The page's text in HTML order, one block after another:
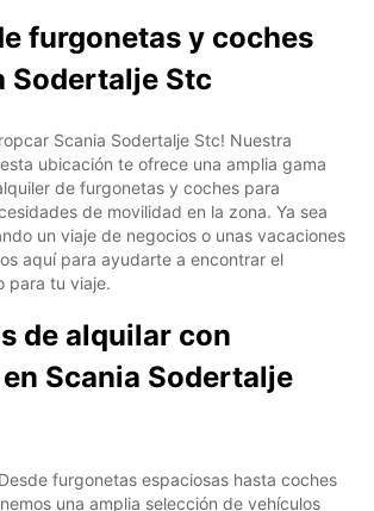
furgonetas y coches
Sodertalje Stc
Scania Sodertalje Stc! Nuestra
ubicación te ofrece una amplia gama
de furgonetas y coches para
de movilidad en la zona. Ya sea
un viaje de negocios o unas vacaciones
aquí para ayudarte a encontrar el
para tu viaje.
de alquilar con
Scania Sodertalje
furgonetas espaciosas hasta coches
una amplia selección de vehículos